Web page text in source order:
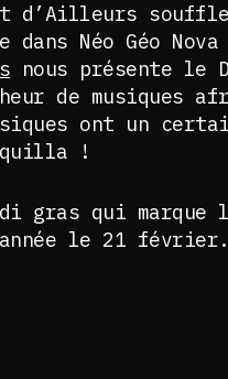
d’Ailleurs
dans Néo Géo
nous présente le
de musiques
ont un
!
gras qui
le 21 février.